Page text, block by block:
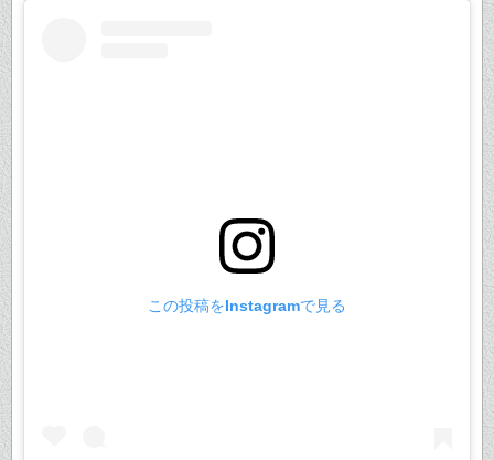
この投稿をInstagramで見る